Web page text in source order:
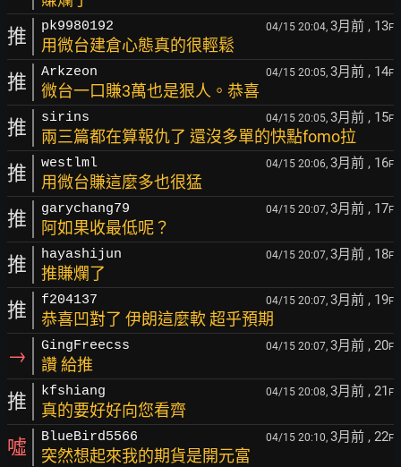
推 pk9980192 04/15 20:04, 3月前 , 13F
用微台建倉心態真的很輕鬆
推 Arkzeon 04/15 20:05, 3月前 , 14F
微台一口賺3萬也是狠人。恭喜
推 sirins 04/15 20:05, 3月前 , 15F
兩三篇都在算報仇了 還沒多單的快點fomo拉
推 westlml 04/15 20:06, 3月前 , 16F
用微台賺這麼多也很猛
推 garychang79 04/15 20:07, 3月前 , 17F
阿如果收最低呢？
推 hayashijun 04/15 20:07, 3月前 , 18F
推賺爛了
推 f204137 04/15 20:07, 3月前 , 19F
恭喜凹對了 伊朗這麼軟 超乎預期
→ GingFreecss 04/15 20:07, 3月前 , 20F
讚 給推
推 kfshiang 04/15 20:08, 3月前 , 21 F
真的要好好向您看齊
噓 BlueBird5566 04/15 20:10, 3月前 , 22F
突然想起來我的期貨是開元富